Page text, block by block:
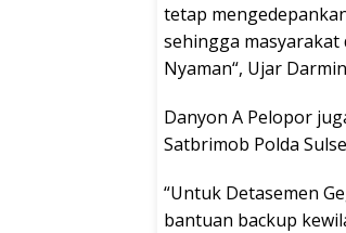
tetap
sehingga masyarakat
Nyaman“, Ujar
Danyon A Pelopor
Satbrimob Polda
“Untuk Detasemen
bantuan backup